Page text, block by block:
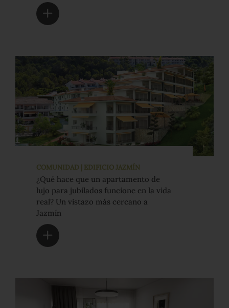
COMUNIDAD | EDIFICIO JAZMÍN
¿Qué hace que un apartamento de
lujo para jubilados funcione en la vida
real? Un vistazo más cercano a
Jazmín